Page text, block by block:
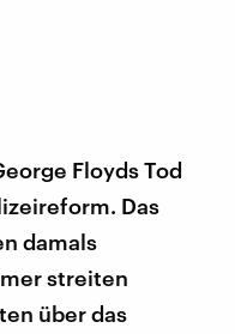
Floyds Tod
Das
damals
streiten
über das